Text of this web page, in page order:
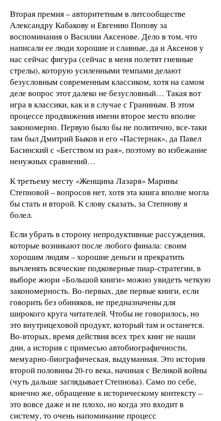
Вторая премия – авторитетным в литсообществе
Александру Кабакову и Евгению Попову за
воспоминания о Василии Аксенове. Дело в том, что
написали ее люди хорошие и славные, да и Аксенов у
нас сейчас фигура (сейчас в меня полетят гневные
стрелы), которую усиленными темпами делают
безусловным современным классиком, хотя на самом
деле вопрос этот далеко не безусловный… Такая вот
игра в классики, как и в случае с Граниным. В этом
процессе продвижения имени второе место вполне
закономерно. Первую было бы не политично, все-таки
там был Дмитрий Быков и его «Пастернак», да Павел
Басинский с «Бегством из рая», поэтому во избежание
ненужных сравнений…
К третьему месту «Женщина Лазаря» Марины
Степновой – вопросов нет, хотя эта книга вполне могла
бы стать и второй. К слову сказать, за Степнову я
болел.
Если убрать в сторону непродуктивные рассуждения,
которые возникают после любого финала: своим
хорошим людям – хорошие деньги и прекратить
вычленять всяческие подковерные пиар-стратегии, в
выборе жюри «Большой книги» можно увидеть четкую
закономерность. Во-первых, две первые книги, если
говорить без обиняков, не предназначены для
широкого круга читателей. Чтобы не говорилось, но
это внутрицеховой продукт, который там и останется.
Во-вторых, время действия всех трех книг не наши
дни, а история с примесью автобиографичности,
мемуарно-биографическая, выдуманная. Это история
второй половины 20-го века, начиная с Великой войны
(чуть дальше заглядывает Степнова). Само по себе,
конечно же, обращение к историческому контексту –
это вовсе даже и не плохо, но когда это входит в
систему, то очень напоминание процесс